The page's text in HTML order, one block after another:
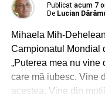
Publicat acum 7
De Lucian
Mihaela Mih-
Campionatul Mondial
„Puterea mea nu
care mă iubesc. Vine
acestea. Vine din